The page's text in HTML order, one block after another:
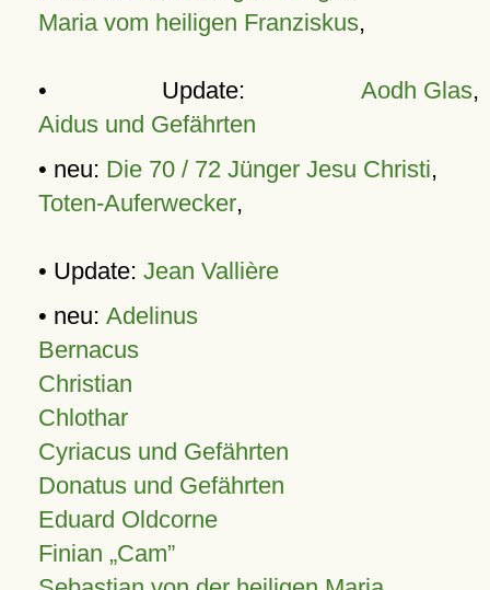
Maria vom heiligen Franziskus,
• Update: Aodh Glas,
Aidus und Gefährten
• neu: Die 70 / 72 Jünger Jesu Christi,
Toten-Auferwecker,
• Update: Jean Vallière
• neu: Adelinus
Bernacus
Christian
Chlothar
Cyriacus und Gefährten
Donatus und Gefährten
Eduard Oldcorne
Finian Cam